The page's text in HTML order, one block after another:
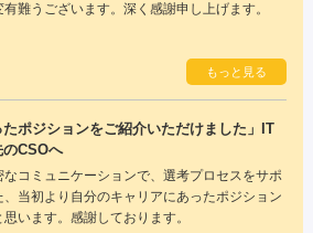
難うございます。深く感謝申し上げます。
もっと見る
たポジションをご紹介いただけました」IT
CSOへ
コミュニケーションで、選考プロセスをサポ
当初より自分のキャリアにあったポジション
います。感謝しております。